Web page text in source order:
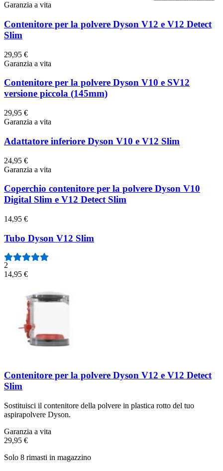
Garanzia a vita
Contenitore per la polvere Dyson V12 e V12 Detect
Slim
29,95 €
Garanzia a vita
Contenitore per la polvere Dyson V10 e SV12
versione piccola (145mm)
29,95 €
Garanzia a vita
Adattatore inferiore Dyson V10 e V12 Slim
24,95 €
Garanzia a vita
Coperchio contenitore per la polvere Dyson V10
Digital Slim e V12 Detect Slim
14,95 €
Tubo Dyson V12 Slim
2
14,95 €
Contenitore per la polvere Dyson V12 e V12 Detect
Slim
Sostituisci il contenitore della polvere in plastica rotto del tuo
aspirapolvere Dyson.
Garanzia a vita
29,95 €
Solo 8 rimasti in magazzino